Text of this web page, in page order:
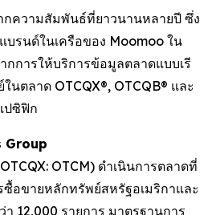
ความสัมพันธ์ที่ยาวนานหลายปี ซึ่ง
บรนด์ในเครือของ Moomoo ใน
กการให้บริการข้อมูลตลาดแบบเรี
ตลาด OTCQX®, OTCQB® และ
ปซิฟิก
Group
OTCM) ดำเนินการตลาดที่
อขายหลักทรัพย์สหรัฐอเมริกาและ
12,000 รายการ มาตรฐานการ